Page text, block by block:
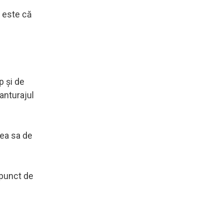
este că
şi de
sa de
de